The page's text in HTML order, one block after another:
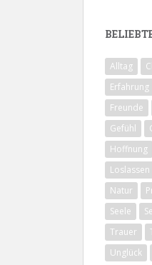
Alltag
Erfahrung
Freunde
Gefühl
Hoffnung
Loslassen
Natur
Seele
Trauer
Unglück